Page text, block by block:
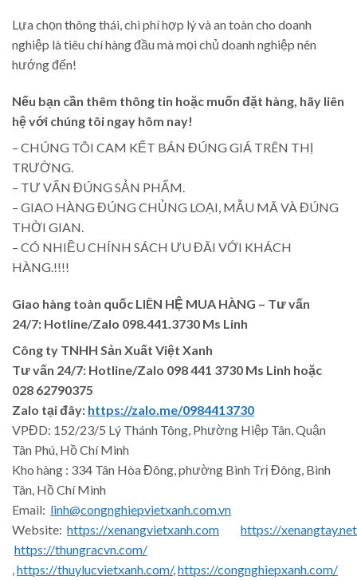
Lựa chọn thông thái, chi phí hợp lý và an toàn cho doanh
nghiệp là tiêu chí hàng đầu mà mọi chủ doanh nghiệp nên
hướng đến!
Nếu bạn cần thêm thông tin hoặc muốn đặt hàng, hãy liên
hệ với chúng tôi ngay hôm nay!
– CHÚNG TÔI CAM KẾT BÁN ĐÚNG GIÁ TRÊN THỊ
TRƯỜNG.
– TƯ VẤN ĐÚNG SẢN PHẨM.
– GIAO HÀNG ĐÚNG CHỦNG LOẠI, MẪU MÃ VÀ ĐÚNG
THỜI GIAN.
– CÓ NHIỀU CHÍNH SÁCH ƯU ĐÃI VỚI KHÁCH
HÀNG.!!!!
Giao hàng toàn quốc LIÊN HỆ MUA HÀNG – Tư vấn
24/7: Hotline/Zalo 098.441.3730 Ms Linh
Công ty TNHH Sản Xuất Việt Xanh
Tư vấn 24/7: Hotline/Zalo 098 441 3730 Ms Linh hoặc
028 62790375
Zalo tại đây: https://zalo.me/0984413730
VPĐD: 152/23/5 Lý Thánh Tông, Phường Hiệp Tân, Quận
Tân Phú, Hồ Chí Minh
Kho hàng : 334 Tân Hòa Đông, phường Bình Trị Đông, Bình
Tân, Hồ Chí Minh
Email: linh@congnghiepvietxanh.com.vn
Website: https://xenangvietxanh.com
https://xenangtay.net
https://thungracvn.com/
https://thuylucvietxanh.com/, https://congnghiepxanh.com/